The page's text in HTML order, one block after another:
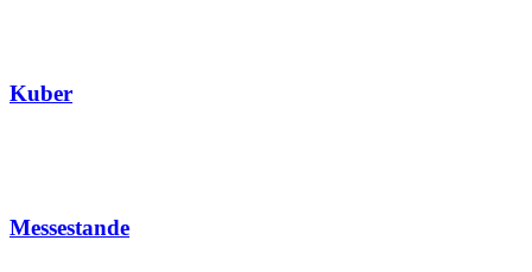
Kuber
Messestande